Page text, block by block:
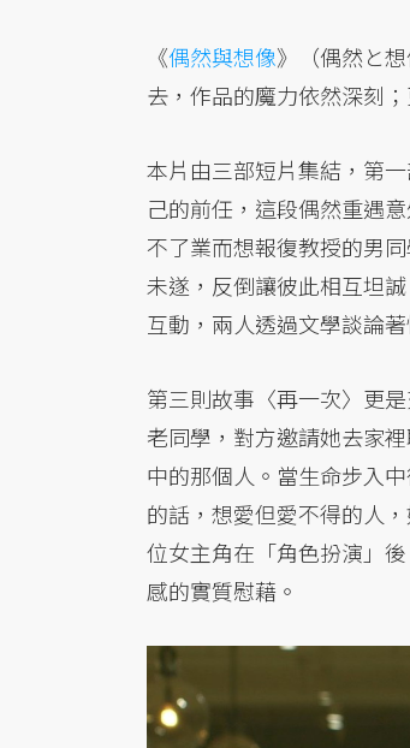
《偶然與想像》（偶然と
去，作品的魔力依然深刻
本片由三部短片集結，第
己的前任，這段偶然重遇
不了業而想報復教授的男
未遂，反倒讓彼此相互坦
互動，兩人透過文學談論
第三則故事〈再一次〉更
老同學，對方邀請她去家
中的那個人。當生命步入
的話，想愛但愛不得的人
位女主角在「角色扮演」
感的實質慰藉。